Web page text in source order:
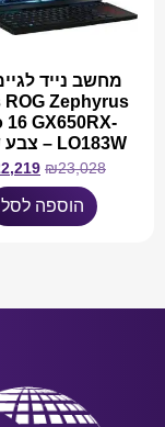
מחשב נייד
Zephyrus
16 GX650RX-
LO183W – צבע שחור
₪23,028
הוספה לסל